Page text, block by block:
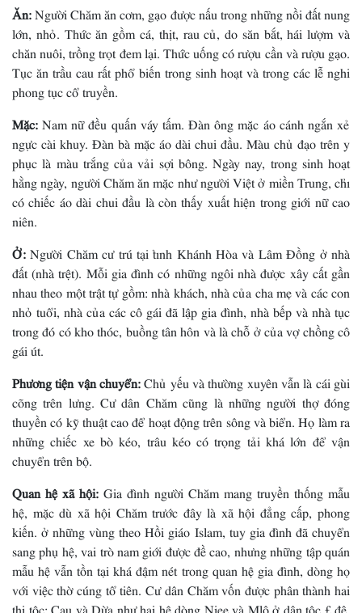
Ăn:Người Chăm ăn cơm, gạo được nấu trong những nồi đất nung
lớn, nhỏ. Thức ăn gồm cá, thịt, rau củ, do săn bắt, hái lượm và
chăn nuôi, trồng trọt đem lại. Thức uống có rượu cần và rượu gạo.
Tục ăn trầu cau rất phổ biến trong sinh hoạt và trong các lễ nghi
phong tục cổ truyền.
Mặc:Nam nữ đều quấn váy tấm. Ðàn ông mặc áo cánh ngắn xẻ
ngực cài khuy. Ðàn bà mặc áo dài chui đầu. Màu chủ đạo trên y
phục là màu trắng của vải sợi bông. Ngày nay, trong sinh hoạt
hằng ngày, người Chăm ăn mặc như người Việt ở miền Trung, chỉ
có chiếc áo dài chui đầu là còn thấy xuất hiện trong giới nữ cao
niên.
Ở:Người Chăm cư trú tại tỉnh Khánh Hòa và Lâm Đồng ở nhà
đất (nhà trệt). Mỗi gia đình có những ngôi nhà được xây cất gần
nhau theo một trật tự gồm: nhà khách, nhà của cha mẹ và các con
nhỏ tuổi, nhà của các cô gái đã lập gia đình, nhà bếp và nhà tục
trong đó có kho thóc, buồng tân hôn và là chỗ ở của vợ chồng cô
gái út.
Phương tiện vận chuyển:Chủ yếu và thường xuyên vẫn là cái gùi
cõng trên lưng. Cư dân Chăm cũng là những người thợ đóng
thuyền có kỹ thuật cao để hoạt động trên sông và biển. Họ làm ra
những chiếc xe bò kéo, trâu kéo có trọng tải khá lớn để vận
chuyển trên bộ.
Quan hệ xã hội: Gia đình người Chăm mang truyền thống mẫu
hệ, mặc dù xã hội Chăm trước đây là xã hội đẳng cấp, phong
kiến. ở những vùng theo Hồi giáo Islam, tuy gia đình đã chuyển
sang phụ hệ, vai trò nam giới được đề cao, nhưng những tập quán
mẫu hệ vẫn tồn tại khá đậm nét trong quan hệ gia đình, dòng họ
với việc thờ cúng tổ tiên. Cư dân Chăm vốn được phân thành hai
thị tộc: Cau và Dừa như hai hệ dòng Niee và Mlô ở dân tộc £ đê.